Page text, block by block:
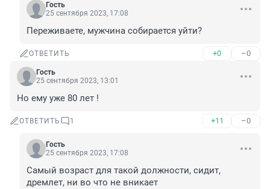
Гость
25 сентября 2023, 17:08
Переживаете, мужчина собирается уйти?
ОТВЕТИТЬ +0 –0
Гость
25 сентября 2023, 13:01
Но ему уже 80 лет !
ОТВЕТИТЬ 1 +11 –0
Гость
25 сентября 2023, 17:08
Самый возраст для такой должности, сидит,
дремлет, ни во что не вникает